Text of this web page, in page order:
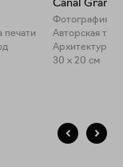
печати
Canal Grande
Фотография
Авторская
Архитектура,
30 x 20 см